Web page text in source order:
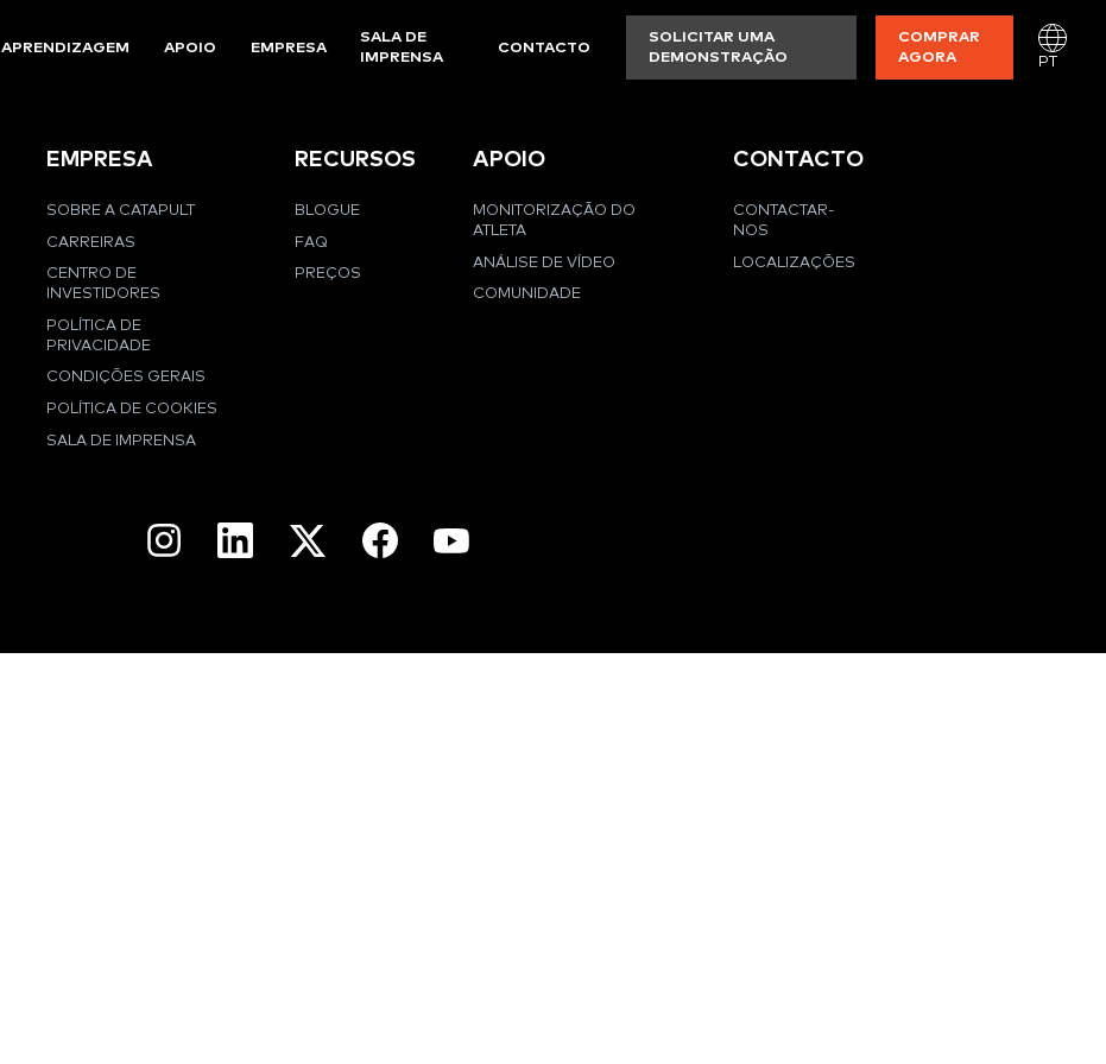
APRENDIZAGEM APOIO EMPRESA
SALA DE
IMPRENSA
CONTACTO
SOLICITAR UMA
DEMONSTRAÇÃO
COMPRAR
AGORA
PT
EMPRESA
SOBRE A CATAPULT
CARREIRAS
CENTRO DE
INVESTIDORES
POLÍTICA DE
PRIVACIDADE
CONDIÇÕES GERAIS
POLÍTICA DE COOKIES
SALA DE IMPRENSA
RECURSOS
BLOGUE
FAQ
PREÇOS
APOIO
MONITORIZAÇÃO DO
ATLETA
ANÁLISE DE VÍDEO
COMUNIDADE
CONTACTO
CONTACTAR-
NOS
LOCALIZAÇÕES